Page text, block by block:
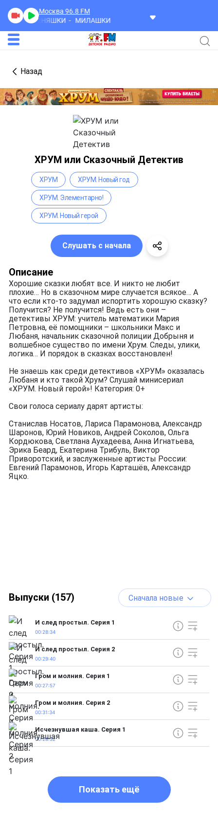
Москва 96.8 FM
Что под нами, под ногами?
Что под нами, под ногами?
Назад
ХРУМ или Сказочный Детектив
Описание
Хорошие сказки любят все. И никто не любит
плохие… Но в сказочном мире случается всякое… А
что если кто-то задумал испортить хорошую сказку?
Получится? Не получится! Ведь есть они –
детективы ХРУМ: учитель математики Мария
Петровна, её помощники – школьники Макс и
Любаня, начальник сказочной полиции Добрыня и
волшебное существо по имени Хрум. Следы, улики,
логика… И порядок в сказках восстановлен!
Не знаешь как среди детективов «ХРУМ» оказалась
Любаня и кто такой Хрум? Слушай минисериал
«ХРУМ. Новый герой»! Категория: 0+
Свои голоса сериалу дарят артисты:
Станислав Носатов, Лариса Парамонова, Александр
Шаронов, Юрий Новиков, Андрей Соколов, Ольга
Кордюкова, Светлана Аухадеева, Анна Игнатьева,
Эрика Беард, Екатерина Трибуль, Виктор
Приворотский, и заслуженные артисты России:
Евгений Парамонов, Игорь Карташёв, Александр
Яцко.
ХРУМ ХРУМ. Новый год
ХРУМ. Элементарно!
ХРУМ. Новый герой
Слушать с начала
Выпуски (157) Сначала новые
И след простыл. Серия 1
00:28:34
И след простыл. Серия 2
00:29:40
Гром и молния. Серия 1
00:27:57
Гром и молния. Серия 2
00:31:34
Исчезнувшая каша. Серия 1
00:28:32
Показать ещё